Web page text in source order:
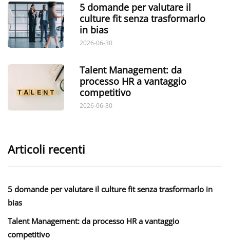
5 domande per valutare il
culture fit senza trasformarlo
in bias
2026-06-30
Talent Management: da
processo HR a vantaggio
competitivo
2026-06-30
Articoli recenti
5 domande per valutare il culture fit senza trasformarlo in
bias
Talent Management: da processo HR a vantaggio
competitivo